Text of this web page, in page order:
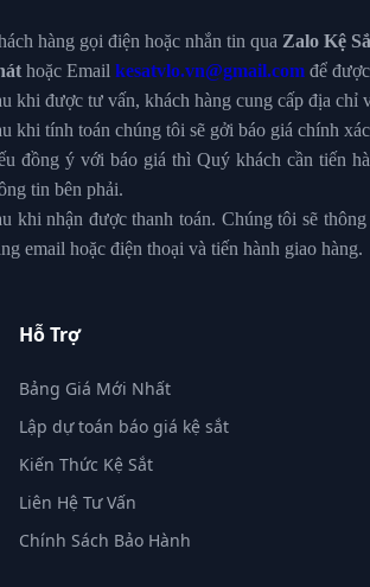
hàng gọi điện hoặc nhắn tin qua Zalo Kệ
hoặc Email kesatvlo.vn@gmail.com để
khi được tư vấn, khách hàng cung cấp địa chỉ
khi tính toán chúng tôi sẽ gởi báo giá chính
đồng ý với báo giá thì Quý khách cần tiến
tin bên phải.
khi nhận được thanh toán. Chúng tôi sẽ
email hoặc điện thoại và tiến hành giao hàng.
Hỗ Trợ
Bảng Giá Mới Nhất
Lập dự toán báo giá kệ sắt
Kiến Thức Kệ Sắt
Liên Hệ Tư Vấn
Chính Sách Bảo Hành